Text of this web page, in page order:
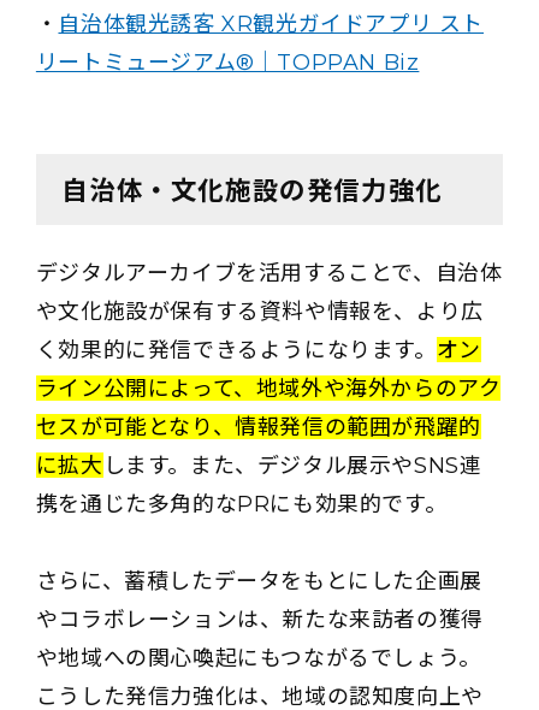
・ 自治体観光誘客 XR観光ガイドアプリ スト
リートミュージアム®｜TOPPAN Biz
自治体・文化施設の発信力強化
デジタルアーカイブを活用することで、自治体
や文化施設が保有する資料や情報を、より広
く効果的に発信できるようになります。 オン
ライン公開によって、地域外や海外からのアク
セスが可能となり、情報発信の範囲が飛躍的
に拡大 します。また、デジタル展示やSNS連
携を通じた多角的なPRにも効果的です。
さらに、蓄積したデータをもとにした企画展
やコラボレーションは、新たな来訪者の獲得
や地域への関心喚起にもつながるでしょう。
こうした発信力強化は、地域の認知度向上や